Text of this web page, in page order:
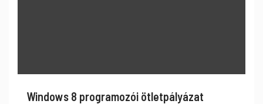
Windows 8 programozói ötletpályázat